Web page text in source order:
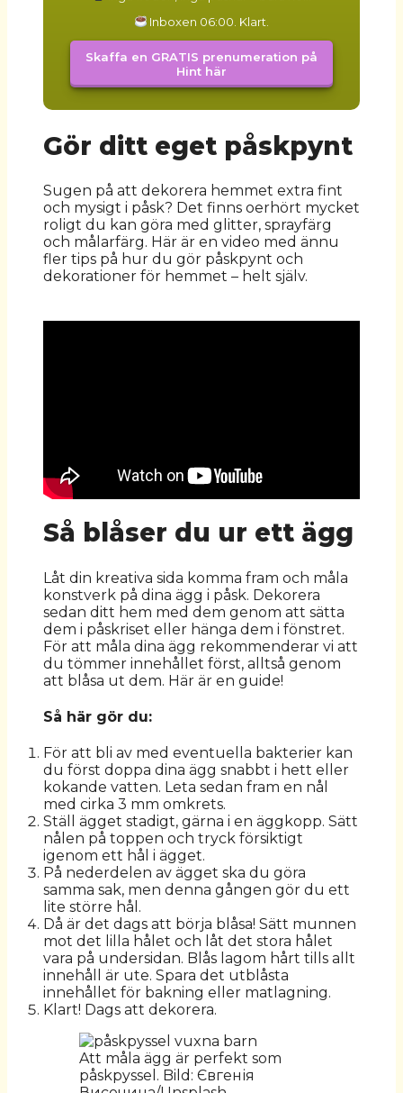
Inboxen 06:00. Klart.
Skaffa en GRATIS prenumeration på
Hint här
Gör ditt eget påskpynt
Sugen på att dekorera hemmet extra fint
och mysigt i påsk? Det finns oerhört mycket
roligt du kan göra med glitter, sprayfärg
och målarfärg. Här är en video med ännu
fler tips på hur du gör påskpynt och
dekorationer för hemmet – helt själv.
Så blåser du ur ett ägg
Låt din kreativa sida komma fram och måla
konstverk på dina ägg i påsk. Dekorera
sedan ditt hem med dem genom att sätta
dem i påskriset eller hänga dem i fönstret.
För att måla dina ägg rekommenderar vi att
du tömmer innehållet först, alltså genom
att blåsa ut dem. Här är en guide!
Så här gör du:
För att bli av med eventuella bakterier kan
du först doppa dina ägg snabbt i hett eller
kokande vatten. Leta sedan fram en nål
med cirka 3 mm omkrets.
Ställ ägget stadigt, gärna i en äggkopp. Sätt
nålen på toppen och tryck försiktigt
igenom ett hål i ägget.
På nederdelen av ägget ska du göra
samma sak, men denna gången gör du ett
lite större hål.
Då är det dags att börja blåsa! Sätt munnen
mot det lilla hålet och låt det stora hålet
vara på undersidan. Blås lagom hårt tills allt
innehåll är ute. Spara det utblåsta
innehållet för bakning eller matlagning.
Klart! Dags att dekorera.
Att måla ägg är perfekt som
påskpyssel. Bild: Євгенія